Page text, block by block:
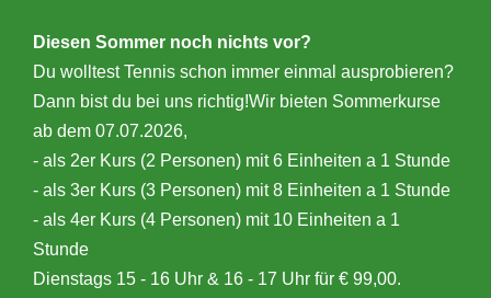
Diesen Sommer noch nichts vor?
Du wolltest Tennis schon immer einmal ausprobieren?
Dann bist du bei uns richtig!Wir bieten Sommerkurse
ab dem 07.07.2026,
- als 2er Kurs (2 Personen) mit 6 Einheiten a 1 Stunde
- als 3er Kurs (3 Personen) mit 8 Einheiten a 1 Stunde
- als 4er Kurs (4 Personen) mit 10 Einheiten a 1
Stunde
Dienstags 15 - 16 Uhr & 16 - 17 Uhr für € 99,00.